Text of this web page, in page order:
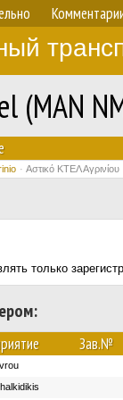
(MAN
Αστικό ΚΤΕΛ Αγρινίου
только
Зав.№